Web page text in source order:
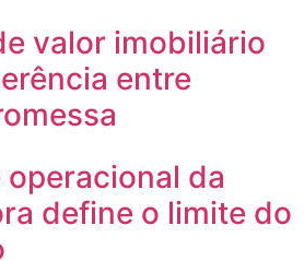
valor imobiliário
entre
da
define o limite do